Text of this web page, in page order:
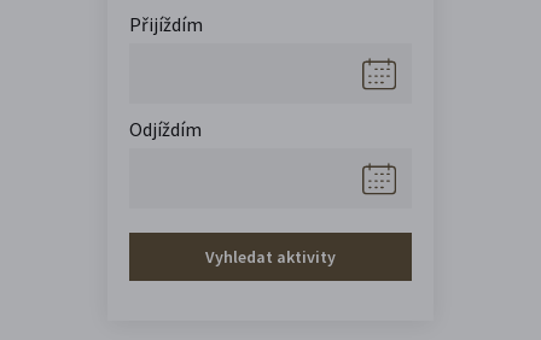
Přijíždím
Odjíždím
Vyhledat aktivity